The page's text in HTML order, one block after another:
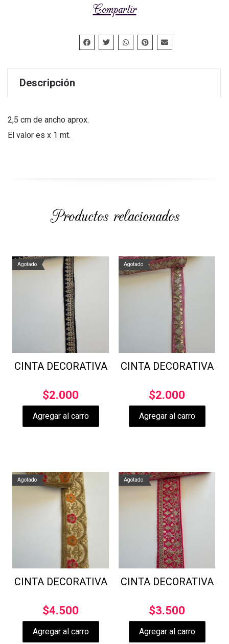
Compartir
Descripción
2,5 cm de ancho aprox.
El valor es x 1 mt.
Productos relacionados
Agotado
CINTA DECORATIVA
$2.000
Agregar al carro
Agotado
CINTA DECORATIVA
$2.000
Agregar al carro
Agotado
CINTA DECORATIVA
$4.500
Agregar al carro
Agotado
CINTA DECORATIVA
$3.500
Agregar al carro